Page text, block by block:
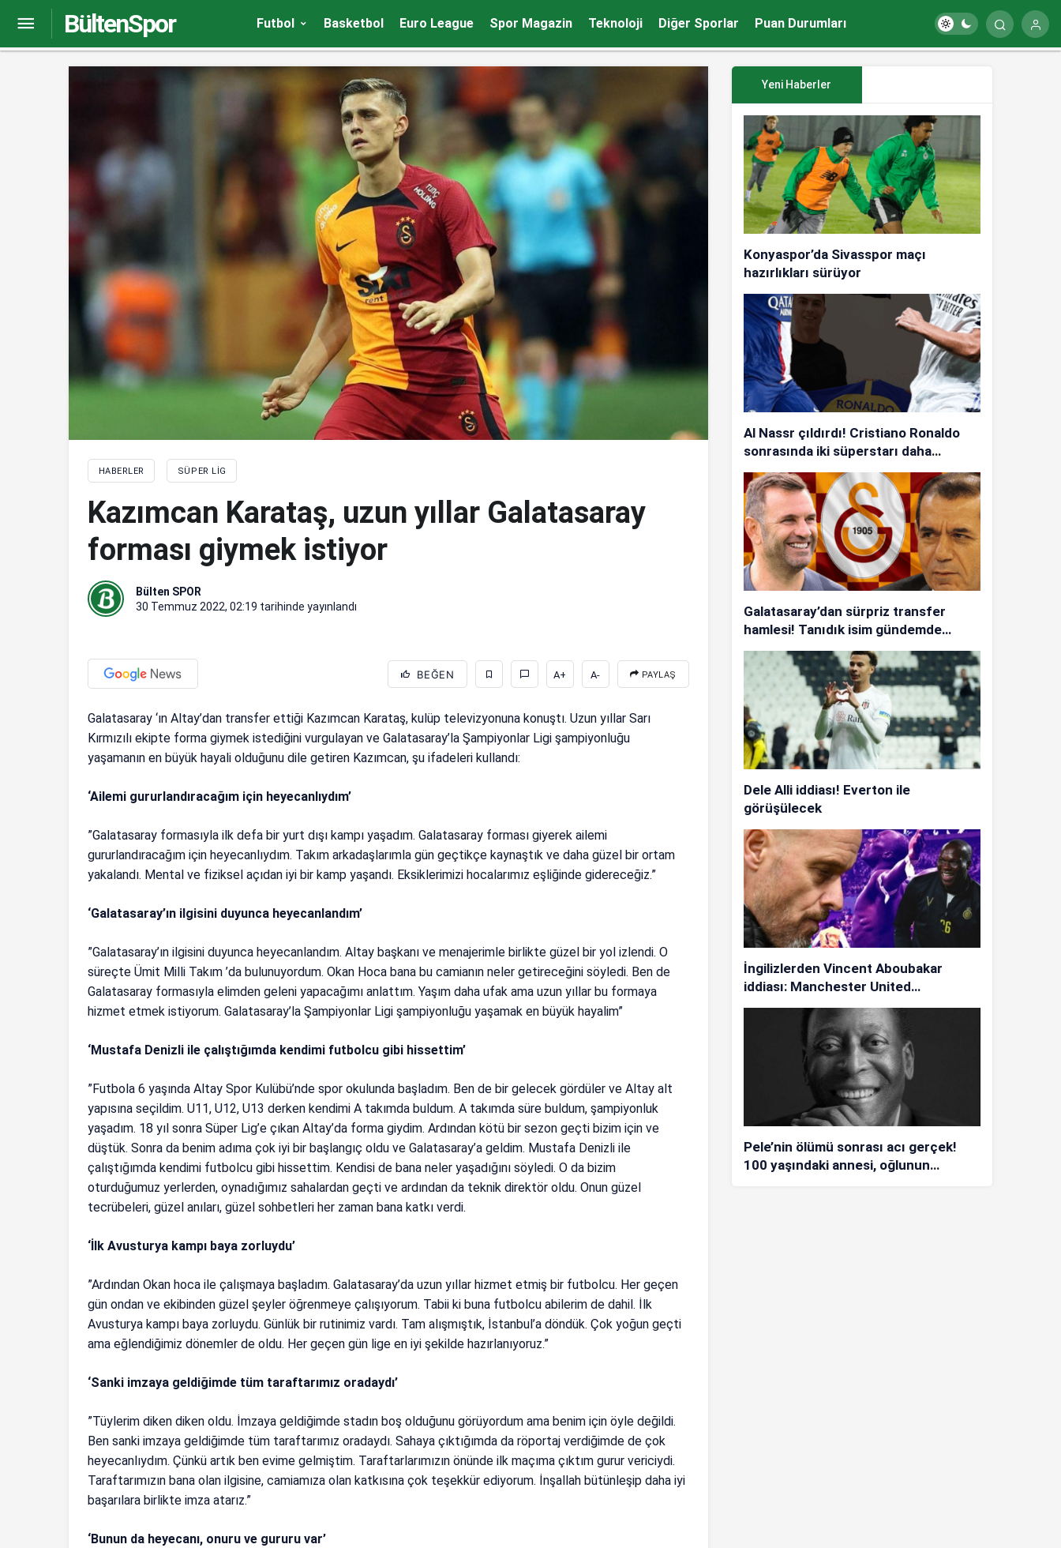
BültenSpor Futbol Basketbol Euro League Spor Magazin Teknoloji Diğer Sporlar Puan Durumları
HABERLER SÜPER LIG
Kazımcan Karataş, uzun yıllar Galatasaray
forması giymek istiyor
Bülten SPOR
30 Temmuz 2022, 02:19 tarihinde yayınlandı
BEĞEN A+ A- PAYLAŞ
Galatasaray ‘ın Altay’dan transfer ettiği Kazımcan Karataş, kulüp televizyonuna konuştı. Uzun yıllar Sarı
Kırmızılı ekipte forma giymek istediğini vurgulayan ve Galatasaray’la Şampiyonlar Ligi şampiyonluğu
yaşamanın en büyük hayali olduğunu dile getiren Kazımcan, şu ifadeleri kullandı:
‘Ailemi gururlandıracağım için heyecanlıydım’
”Galatasaray formasıyla ilk defa bir yurt dışı kampı yaşadım. Galatasaray forması giyerek ailemi
gururlandıracağım için heyecanlıydım. Takım arkadaşlarımla gün geçtikçe kaynaştık ve daha güzel bir ortam
yakalandı. Mental ve fiziksel açıdan iyi bir kamp yaşandı. Eksiklerimizi hocalarımız eşliğinde gidereceğiz.”
‘Galatasaray’ın ilgisini duyunca heyecanlandım’
”Galatasaray’ın ilgisini duyunca heyecanlandım. Altay başkanı ve menajerimle birlikte güzel bir yol izlendi. O
süreçte Ümit Milli Takım ’da bulunuyordum. Okan Hoca bana bu camianın neler getireceğini söyledi. Ben de
Galatasaray formasıyla elimden geleni yapacağımı anlattım. Yaşım daha ufak ama uzun yıllar bu formaya
hizmet etmek istiyorum. Galatasaray’la Şampiyonlar Ligi şampiyonluğu yaşamak en büyük hayalim”
‘Mustafa Denizli ile çalıştığımda kendimi futbolcu gibi hissettim’
”Futbola 6 yaşında Altay Spor Kulübü’nde spor okulunda başladım. Ben de bir gelecek gördüler ve Altay alt
yapısına seçildim. U11, U12, U13 derken kendimi A takımda buldum. A takımda süre buldum, şampiyonluk
yaşadım. 18 yıl sonra Süper Lig’e çıkan Altay’da forma giydim. Ardından kötü bir sezon geçti bizim için ve
düştük. Sonra da benim adıma çok iyi bir başlangıç oldu ve Galatasaray’a geldim. Mustafa Denizli ile
çalıştığımda kendimi futbolcu gibi hissettim. Kendisi de bana neler yaşadığını söyledi. O da bizim
oturduğumuz yerlerden, oynadığımız sahalardan geçti ve ardından da teknik direktör oldu. Onun güzel
tecrübeleri, güzel anıları, güzel sohbetleri her zaman bana katkı verdi.
‘İlk Avusturya kampı baya zorluydu’
”Ardından Okan hoca ile çalışmaya başladım. Galatasaray’da uzun yıllar hizmet etmiş bir futbolcu. Her geçen
gün ondan ve ekibinden güzel şeyler öğrenmeye çalışıyorum. Tabii ki buna futbolcu abilerim de dahil. İlk
Avusturya kampı baya zorluydu. Günlük bir rutinimiz vardı. Tam alışmıştık, İstanbul’a döndük. Çok yoğun geçti
ama eğlendiğimiz dönemler de oldu. Her geçen gün lige en iyi şekilde hazırlanıyoruz.”
‘Sanki imzaya geldiğimde tüm taraftarımız oradaydı’
”Tüylerim diken diken oldu. İmzaya geldiğimde stadın boş olduğunu görüyordum ama benim için öyle değildi.
Ben sanki imzaya geldiğimde tüm taraftarımız oradaydı. Sahaya çıktığımda da röportaj verdiğimde de çok
heyecanlıydım. Çünkü artık ben evime gelmiştim. Taraftarlarımızın önünde ilk maçıma çıktım gurur vericiydi.
Taraftarımızın bana olan ilgisine, camiamıza olan katkısına çok teşekkür ediyorum. İnşallah bütünleşip daha iyi
başarılara birlikte imza atarız.”
‘Bunun da heyecanı, onuru ve gururu var’
Yeni Haberler
Konyaspor’da Sivasspor maçı
hazırlıkları sürüyor
Al Nassr çıldırdı! Cristiano Ronaldo
sonrasında iki süperstarı daha
istiyorlar…
Galatasaray’dan sürpriz transfer
hamlesi! Tanıdık isim gündemde…
Dele Alli iddiası! Everton ile
görüşülecek
İngilizlerden Vincent Aboubakar
iddiası: Manchester United…
Pele’nin ölümü sonrası acı gerçek!
100 yaşındaki annesi, oğlunun
Fenerbahçe, Gustavo Henrique’yi transfer ettiğini açıkladı!